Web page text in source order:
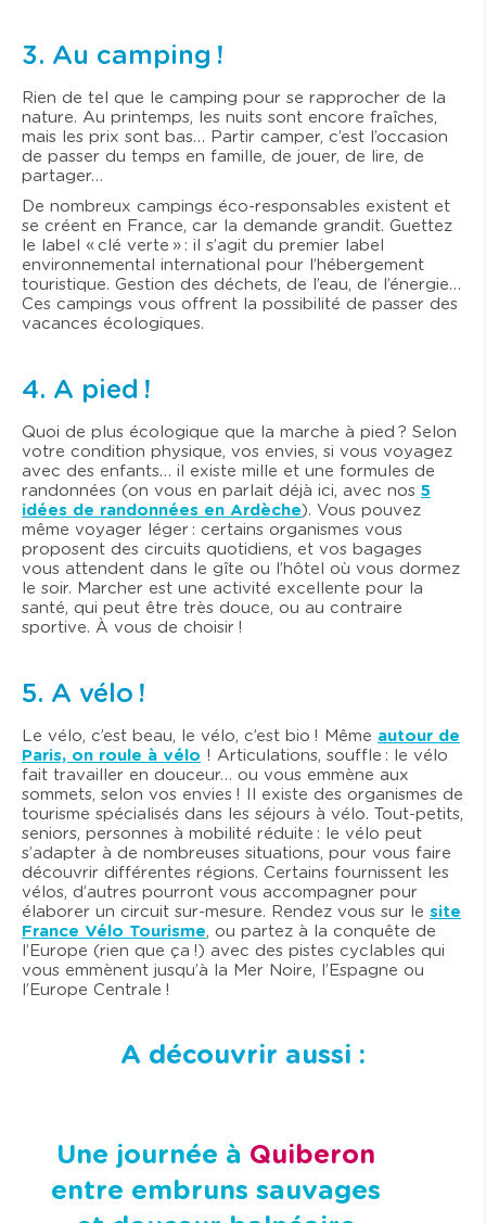
3. Au camping !
Rien de tel que le camping pour se rapprocher de la
nature. Au printemps, les nuits sont encore fraîches,
mais les prix sont bas… Partir camper, c’est l’occasion
de passer du temps en famille, de jouer, de lire, de
partager…
De nombreux campings éco-responsables existent et
se créent en France, car la demande grandit. Guettez
le label « clé verte » : il s’agit du premier label
environnemental international pour l’hébergement
touristique. Gestion des déchets, de l’eau, de l’énergie…
Ces campings vous offrent la possibilité de passer des
vacances écologiques.
4. A pied !
Quoi de plus écologique que la marche à pied ? Selon
votre condition physique, vos envies, si vous voyagez
avec des enfants… il existe mille et une formules de
randonnées (on vous en parlait déjà ici, avec nos 5
idées de randonnées en Ardèche). Vous pouvez
même voyager léger : certains organismes vous
proposent des circuits quotidiens, et vos bagages
vous attendent dans le gîte ou l’hôtel où vous dormez
le soir. Marcher est une activité excellente pour la
santé, qui peut être très douce, ou au contraire
sportive. À vous de choisir !
5. A vélo !
Le vélo, c’est beau, le vélo, c’est bio ! Même autour de
Paris, on roule à vélo ! Articulations, souffle : le vélo
fait travailler en douceur… ou vous emmène aux
sommets, selon vos envies ! Il existe des organismes de
tourisme spécialisés dans les séjours à vélo. Tout-petits,
seniors, personnes à mobilité réduite : le vélo peut
s’adapter à de nombreuses situations, pour vous faire
découvrir différentes régions. Certains fournissent les
vélos, d’autres pourront vous accompagner pour
élaborer un circuit sur-mesure. Rendez vous sur le site
France Vélo Tourisme, ou partez à la conquête de
l’Europe (rien que ça !) avec des pistes cyclables qui
vous emmènent jusqu’à la Mer Noire, l’Espagne ou
l’Europe Centrale !
A découvrir aussi :
Une journée à Quiberon
entre embruns sauvages